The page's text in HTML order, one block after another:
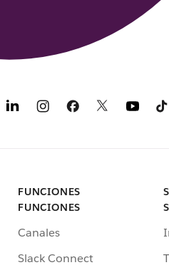
FUNCIONES
FUNCIONES
Canales
Slack Connect